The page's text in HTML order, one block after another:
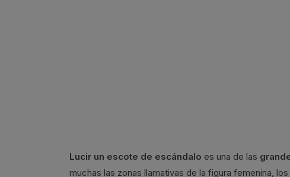
Lucir un escote de escándalo es una de las
muchas las zonas llamativas de la figura femenina, los